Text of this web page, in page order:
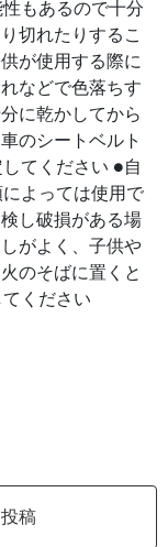
もあるので十分
切れたりするこ
が使用する際に
などで色落ちす
に乾かしてから
のシートベルト
てください ●自
よっては使用で
し破損がある場
がよく、子供や
のそばに置くと
ください
稿